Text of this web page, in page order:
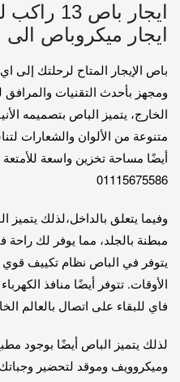
ايجار
ايجار ميكروباص
باص الإيجار المتاح لرحلتك
ومجهز بأحدث التقنيات
الخارج، يتميز الباص بتصميمه
متنوعة من الألوان والشعارات
أيضًا مساحة تخزين واسعة
01115675586
وفيما يتعلق بالداخل،لذلك
مبطنة بالجلد، مما يوفر لك راحة
يتوفر في الباص نظام تكييف
الأوقات. تتوفر أيضًا منافذ
فاي للبقاء على اتصال بالعالم
لذلك يتميز الباص أيضًا بوجود
وميكروويف وموقد لتحضير وجباتك